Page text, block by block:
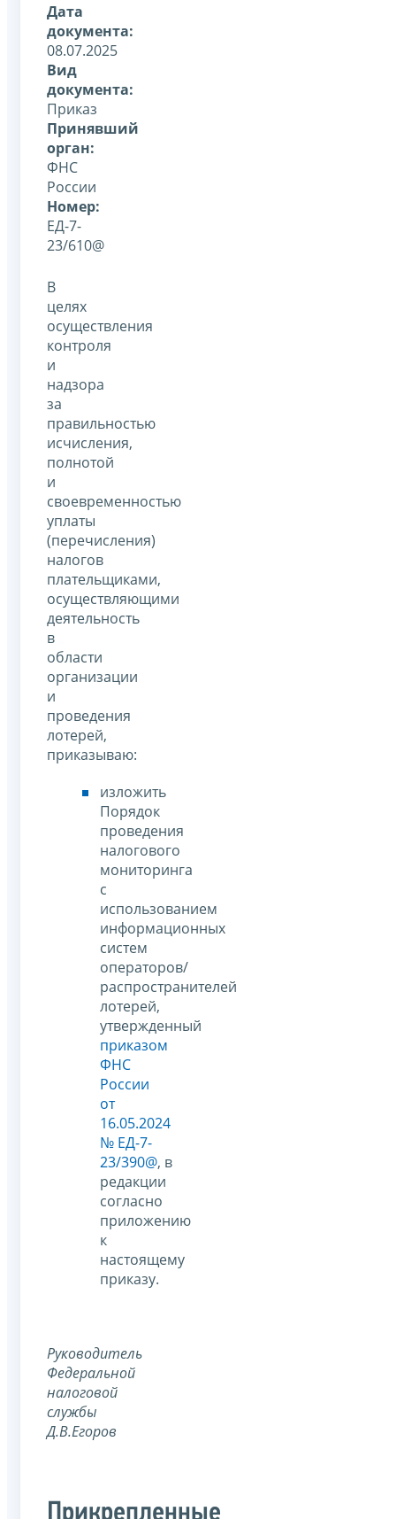
Дата
документа:
08.07.2025
Вид
документа:
Приказ
Принявший
орган:
ФНС
России
Номер:
ЕД-7-
23/610@
В
целях
осуществления
контроля
и
надзора
за
правильностью
исчисления,
полнотой
и
своевременностью
уплаты
(перечисления)
налогов
плательщиками,
осуществляющими
деятельность
в
области
организации
и
проведения
лотерей,
приказываю:
изложить
Порядок
проведения
налогового
мониторинга
с
использованием
информационных
систем
операторов/
распространителей
лотерей,
утвержденный
приказом
ФНС
России
от
16.05.2024
№ ЕД-7-
23/390@, в
редакции
согласно
приложению
к
настоящему
приказу.
Руководитель
Федеральной
налоговой
службы
Д.В.Егоров